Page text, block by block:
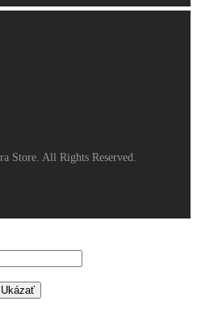
Store. All Rights Reserved.
Ukázať